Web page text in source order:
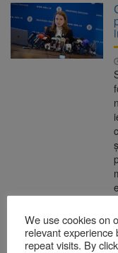
We use cookies on
relevant
repeat visits. By